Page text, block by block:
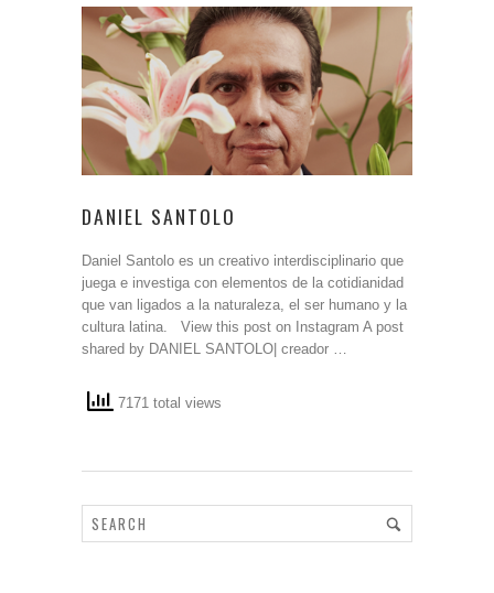
DANIEL SANTOLO
Daniel Santolo es un creativo interdisciplinario que
juega e investiga con elementos de la cotidianidad
que van ligados a la naturaleza, el ser humano y la
cultura latina. View this post on Instagram A post
shared by DANIEL SANTOLO| creador …
7171 total views